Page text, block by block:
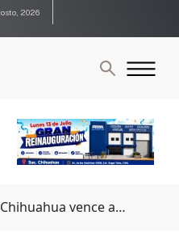
2026
Chihuahua vence a